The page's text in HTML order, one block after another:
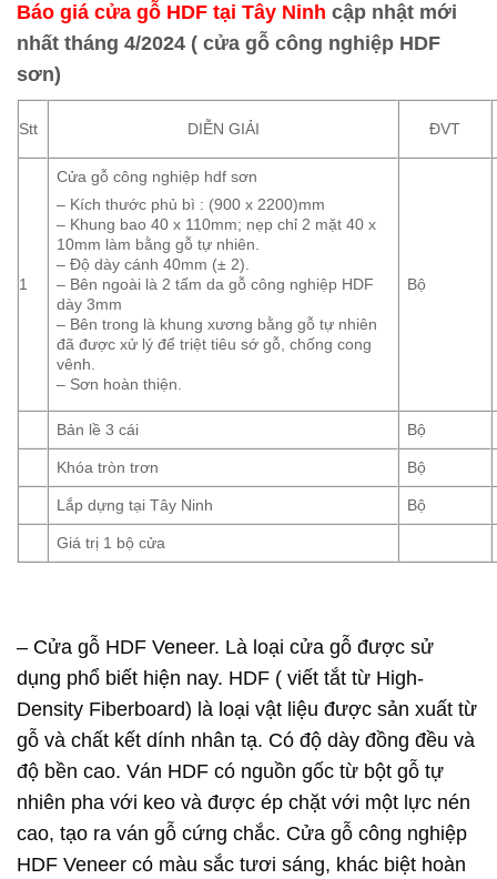
Báo giá cửa gỗ HDF tại Tây Ninh cập nhật mới
nhất tháng 4/2024 ( cửa gỗ công nghiệp HDF
sơn)
Stt DIỄN GIẢI ĐVT
1
Cửa gỗ công nghiệp hdf sơn
– Kích thước phủ bì : (900 x 2200)mm
– Khung bao 40 x 110mm; nẹp chỉ 2 mặt 40 x
10mm làm bằng gỗ tự nhiên.
– Độ dày cánh 40mm (± 2).
– Bên ngoài là 2 tấm da gỗ công nghiệp HDF
dày 3mm
– Bên trong là khung xương bằng gỗ tự nhiên
đã được xử lý để triệt tiêu sớ gỗ, chống cong
vênh.
– Sơn hoàn thiện.
Bộ
Bản lề 3 cái Bộ
Khóa tròn trơn Bộ
Lắp dựng tại Tây Ninh Bộ
Giá trị 1 bộ cửa
– Cửa gỗ HDF Veneer. Là loại cửa gỗ được sử
dụng phổ biết hiện nay. HDF ( viết tắt từ High-
Density Fiberboard) là loại vật liệu được sản xuất từ
gỗ và chất kết dính nhân tạ. Có độ dày đồng đều và
độ bền cao. Ván HDF có nguồn gốc từ bột gỗ tự
nhiên pha với keo và được ép chặt với một lực nén
cao, tạo ra ván gỗ cứng chắc. Cửa gỗ công nghiệp
HDF Veneer có màu sắc tươi sáng, khác biệt hoàn